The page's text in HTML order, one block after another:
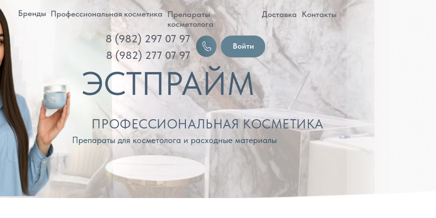
ЭСТПРАЙМ
Препараты для косметолога и расходные материалы
8 (982) 297 07 97
ПРОФЕССИОНАЛЬНАЯ КОСМЕТИКА
Профессиональная косметика Препараты
Контакты
Доставка
8 (982) 277 07 97
Войти